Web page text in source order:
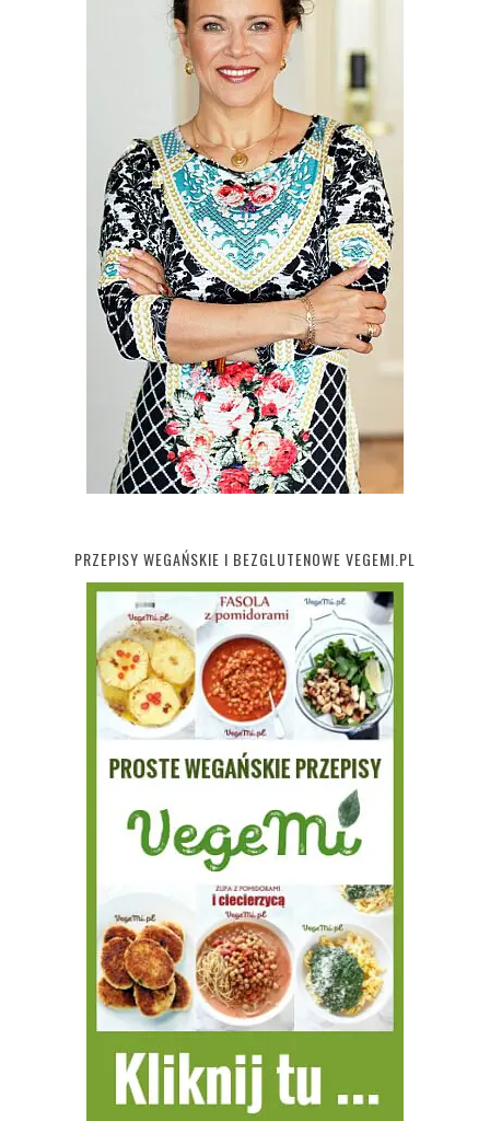
PRZEPISY WEGAŃSKIE I BEZGLUTENOWE VEGEMI.PL